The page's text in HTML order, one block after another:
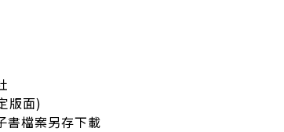
版面)
書檔案另存下載